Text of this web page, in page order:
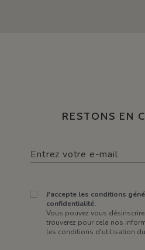
RESTONS EN
J'accepte les conditions
confidentialité.
Vous pouvez vous
trouverez pour cela nos
les conditions d'utilisation